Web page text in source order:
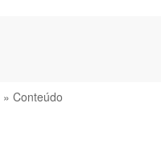
» Conteúdo